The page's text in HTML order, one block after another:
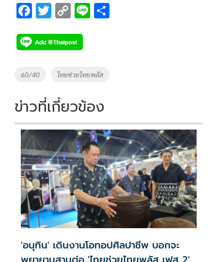
F
e
b
o
k
T
tt
er
C
p
y
Li
k
Li
Tags
60/40 ไทยช่วยไทยพลัส
ข่าวที่เกี่ยวข้อง
'อนุทิน' เดินงานโอทอปศิลปาชีพ บอกจะ